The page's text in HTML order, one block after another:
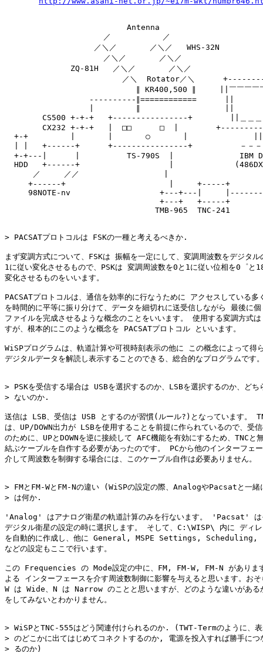
                          Antenna
                     ／           ／
                   ／＼／       ／＼／   WHS-32N
                     ／＼／       ／＼／
              ZQ-81H   ／＼／       ／＼／
／＼  Rotator／＼
∥ KR400,500 ∥     ||￣￣￣￣
----------∥============      ||
CS500 +-+-+   +----------------+        ||＿＿
CX232 +-+-+   |  □□      □  |
+-+         |       |       ○       |
| |   +------+      +----------------+          －－
+-+---|      |          TS-790S  |              IBM
HDD   +------+                   |
／     ／／                  |
+------+                      |     +-----+
98NOTE-nv                   +---+---|
+---+   +-----+
                                TMB-965  TNC-241
> PACSATプロトコルは FSKの一種と考えるべきか.
まず変調方式について、FSKは 振幅を一定にして、変調周波数をデジタル
1に従い変化させるもので、PSKは 変調周波数を0と1に従い位相を0゜と
変化させるものをいいます。
PACSATプロトコルは、通信を効率的に行なうために アクセスしている多
を時間的に平等に振り分けて、データを細切れに送受信しながら 最後に個
ファイルを完成させるような概念のことをいいます。 使用する変調方式
すが、根本的にこのような概念を PACSATプロトコル といいます。
WiSPプログラムは、軌道計算や可視時刻表示の他に この概念によって得
デジタルデータを解読し表示することのできる、総合的なプログラムです
> PSKを受信する場合は USBを選択するのか、LSBを選択するのか、どち
> ないのか.
送信は LSB、受信は USB とするのが習慣(ルール?)となっています。
は、UP/DOWN出力が LSBを使用することを前提に作られているので、受
のために、UPとDOWNを逆に接続して AFC機能を有効にするため、TNCと
結ぶケーブルを自作する必要があったのです。 PCから他のインターフェ
介して周波数を制御する場合には、このケーブル自作は必要ありません。
> FMとFM-WとFM-Nの違い (WiSPの設定の際、AnalogやPacsatと一緒
> は何か.
'Analog' はアナログ衛星の軌道計算のみを行ないます。 'Pacsat' は
デジタル衛星の設定の時に選択します。 そして、C:\WISP\ 内に ディレ
を自動的に作成し、他に General, MSPE Settings,
などの設定もここで行います。
この Frequencies の Mode設定の中に、FM, FM-W, FM-N がありま
よる インターフェースを介す周波数制御に影響を与えると思います。おそ
W は Wide、N は Narrow のことと思いますが、どのような違いがある
をしてみないとわかりません。
> WiSPとTNC-555はどう関連付けられるのか. (TWT-Termのように、表
> のどこかに出てはじめてコネクトするのか, 電源を投入すれば勝手につ
> るのか)